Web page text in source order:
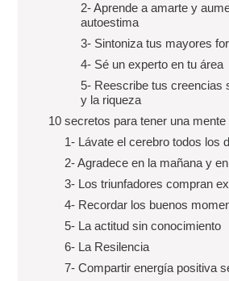
2- Aprende a amarte y
autoestima
3- Sintoniza tus mayores
4- Sé un experto en tu área
5- Reescribe tus creencias
y la riqueza
10 secretos para tener una mente
1- Lávate el cerebro todos los
2- Agradece en la mañana y
3- Los triunfadores compran
4- Recordar los buenos
5- La actitud sin conocimiento
6- La Resilencia
7- Compartir energía positiva